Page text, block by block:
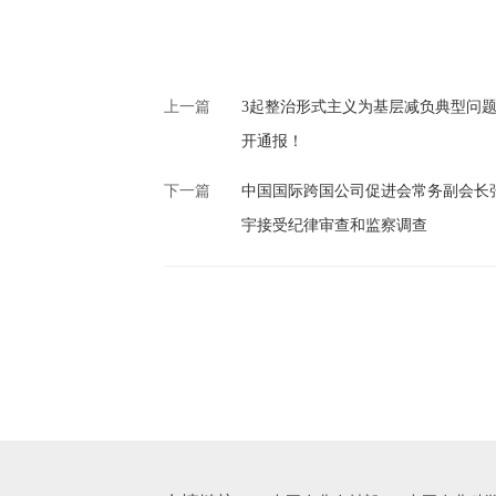
上一篇 3起整治形式主义为基层减负典型问
开通报！
下一篇 中国国际跨国公司促进会常务副会长
宇接受纪律审查和监察调查